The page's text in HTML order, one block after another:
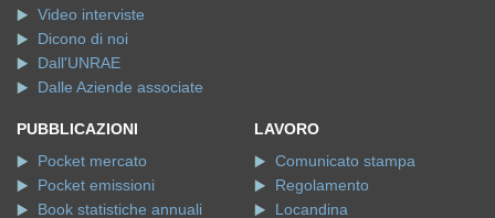
Video interviste
Dicono di noi
Dall'UNRAE
Dalle Aziende associate
PUBBLICAZIONI
Pocket mercato
Pocket emissioni
Book statistiche annuali
LAVORO
Comunicato stampa
Regolamento
Locandina